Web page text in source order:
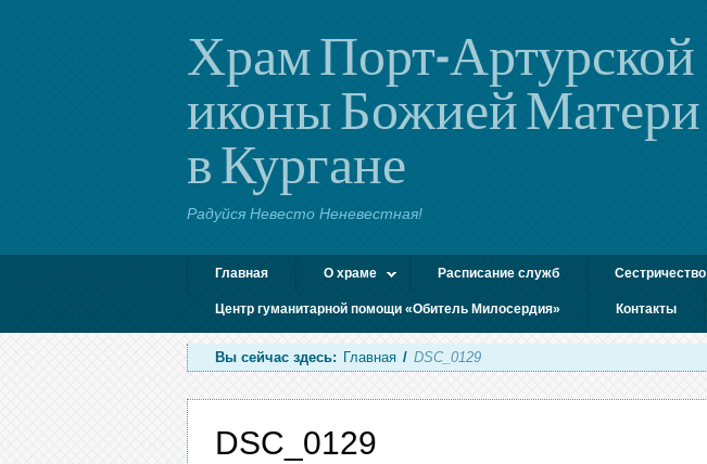
Храм Порт-Артурской
иконы Божией Матери
в Кургане
Радуйся Невесто Неневестная!
Главная О храме Расписание служб Сестричество
Центр гуманитарной помощи «Обитель Милосердия» Контакты
Вы сейчас здесь: Главная / DSC_0129
DSC_0129